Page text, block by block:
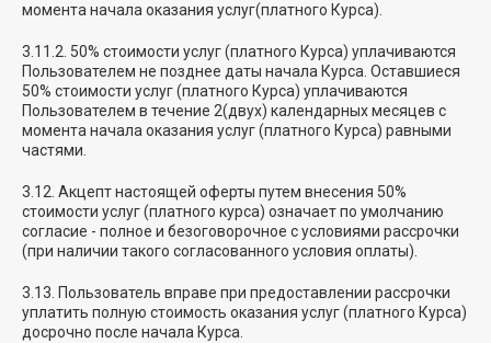
момента начала оказания услуг(платного Курса).
3.11.2. 50% стоимости услуг (платного Курса) уплачиваются
Пользователем не позднее даты начала Курса. Оставшиеся
50% стоимости услуг (платного Курса) уплачиваются
Пользователем в течение 2(двух) календарных месяцев с
момента начала оказания услуг (платного Курса) равными
частями.
3.12. Акцепт настоящей оферты путем внесения 50%
стоимости услуг (платного курса) означает по умолчанию
согласие - полное и безоговорочное с условиями рассрочки
(при наличии такого согласованного условия оплаты).
3.13. Пользователь вправе при предоставлении рассрочки
уплатить полную стоимость оказания услуг (платного Курса)
досрочно после начала Курса.